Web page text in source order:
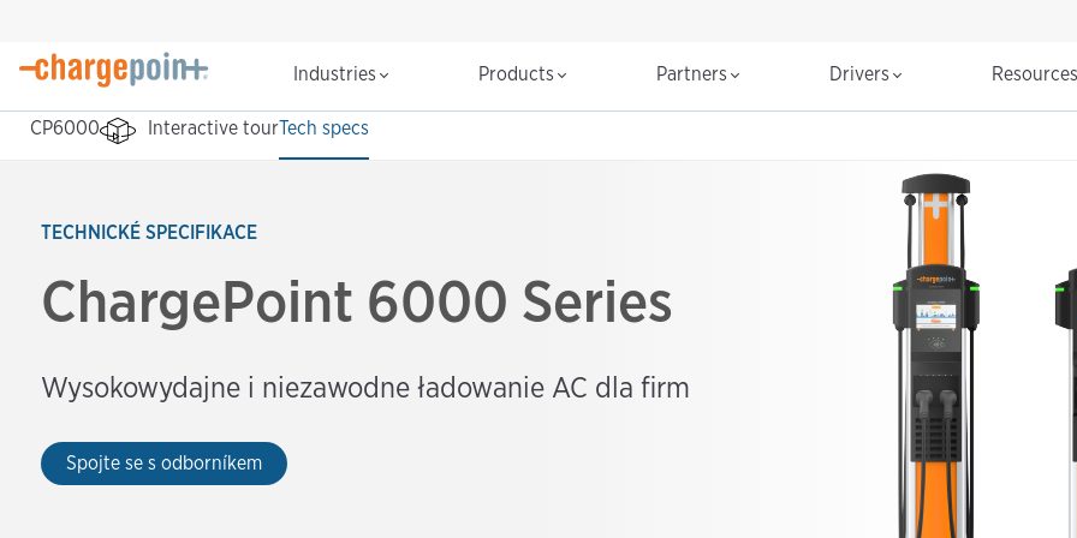
Industries Products Partners Drivers
CP6000 Interactive tourTech specs
TECHNICKÉ SPECIFIKACE
ChargePoint 6000 Series
Wysokowydajne i niezawodne ładowanie AC dla firm
Spojte se s odborníkem